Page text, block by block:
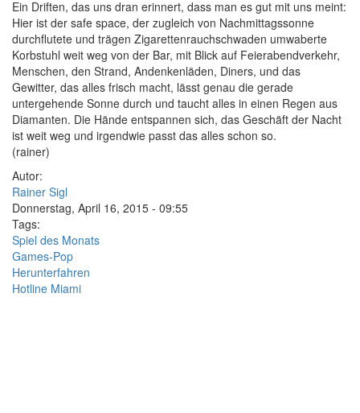
Ein Driften, das uns dran erinnert, dass man es gut mit uns meint:
Hier ist der safe space, der zugleich von Nachmittagssonne
durchflutete und trägen Zigarettenrauchschwaden umwaberte
Korbstuhl weit weg von der Bar, mit Blick auf Feierabendverkehr,
Menschen, den Strand, Andenkenläden, Diners, und das
Gewitter, das alles frisch macht, lässt genau die gerade
untergehende Sonne durch und taucht alles in einen Regen aus
Diamanten. Die Hände entspannen sich, das Geschäft der Nacht
ist weit weg und irgendwie passt das alles schon so.
(rainer)
Autor:
Rainer Sigl
Donnerstag, April 16, 2015 - 09:55
Tags:
Spiel des Monats
Games-Pop
Herunterfahren
Hotline Miami